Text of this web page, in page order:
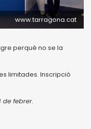
www.tarragona.cat
perquè no se la
limitades. Inscripció
de febrer.